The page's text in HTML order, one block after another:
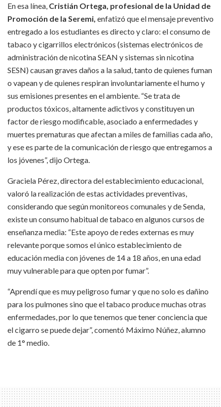
En esa línea, Cristián Ortega, profesional de la Unidad de
Promoción de la Seremi, enfatizó que el mensaje preventivo
entregado a los estudiantes es directo y claro: el consumo de
tabaco y cigarrillos electrónicos (sistemas electrónicos de
administración de nicotina SEAN y sistemas sin nicotina
SESN) causan graves daños a la salud, tanto de quienes fuman
o vapean y de quienes respiran involuntariamente el humo y
sus emisiones presentes en el ambiente. “Se trata de
productos tóxicos, altamente adictivos y constituyen un
factor de riesgo modificable, asociado a enfermedades y
muertes prematuras que afectan a miles de familias cada año,
y ese es parte de la comunicación de riesgo que entregamos a
los jóvenes”, dijo Ortega.
Graciela Pérez, directora del establecimiento educacional,
valoró la realización de estas actividades preventivas,
considerando que según monitoreos comunales y de Senda,
existe un consumo habitual de tabaco en algunos cursos de
enseñanza media: “Este apoyo de redes externas es muy
relevante porque somos el único establecimiento de
educación media con jóvenes de 14 a 18 años, en una edad
muy vulnerable para que opten por fumar”.
“Aprendí que es muy peligroso fumar y que no solo es dañino
para los pulmones sino que el tabaco produce muchas otras
enfermedades, por lo que tenemos que tener conciencia que
el cigarro se puede dejar”, comentó Máximo Núñez, alumno
de 1° medio.